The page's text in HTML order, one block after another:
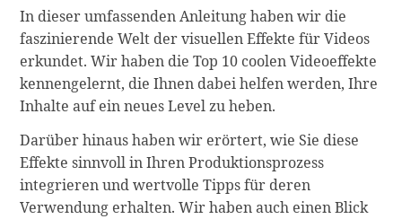
In dieser umfassenden Anleitung haben wir die
faszinierende Welt der visuellen Effekte für Videos
erkundet. Wir haben die Top 10 coolen Videoeffekte
kennengelernt, die Ihnen dabei helfen werden, Ihre
Inhalte auf ein neues Level zu heben.
Darüber hinaus haben wir erörtert, wie Sie diese
Effekte sinnvoll in Ihren Produktionsprozess
integrieren und wertvolle Tipps für deren
Verwendung erhalten. Wir haben auch einen Blick